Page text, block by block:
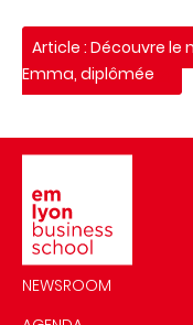
Article : Découvre le
Emma, diplômée
NEWSROOM